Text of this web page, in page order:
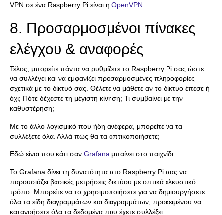
VPN σε ένα Raspberry Pi είναι η OpenVPN.
8. Προσαρμοσμένοι πίνακες
ελέγχου & αναφορές
Τέλος, μπορείτε πάντα να ρυθμίζετε το Raspberry Pi σας ώστε
να συλλέγει και να εμφανίζει προσαρμοσμένες πληροφορίες
σχετικά με το δίκτυό σας. Θέλετε να μάθετε αν το δίκτυο έπεσε ή
όχι; Πότε δέχεστε τη μέγιστη κίνηση; Τι συμβαίνει με την
καθυστέρηση;
Με το άλλο λογισμικό που ήδη ανέφερα, μπορείτε να τα
συλλέξετε όλα. Αλλά πώς θα τα οπτικοποιήσετε;
Εδώ είναι που κάτι σαν Grafana μπαίνει στο παιχνίδι.
Το Grafana δίνει τη δυνατότητα στο Raspberry Pi σας να
παρουσιάζει βασικές μετρήσεις δικτύου με οπτικά ελκυστικό
τρόπο. Μπορείτε να το χρησιμοποιήσετε για να δημιουργήσετε
όλα τα είδη διαγραμμάτων και διαγραμμάτων, προκειμένου να
κατανοήσετε όλα τα δεδομένα που έχετε συλλέξει.